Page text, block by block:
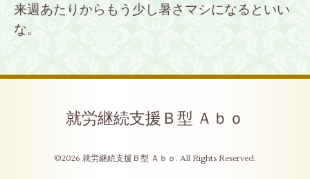
来週あたりからもう少し暑さマシになるといい
な。
就労継続支援Ｂ型 Ａｂｏ
©2026 就労継続支援Ｂ型 Ａｂｏ . All Rights Reserved.